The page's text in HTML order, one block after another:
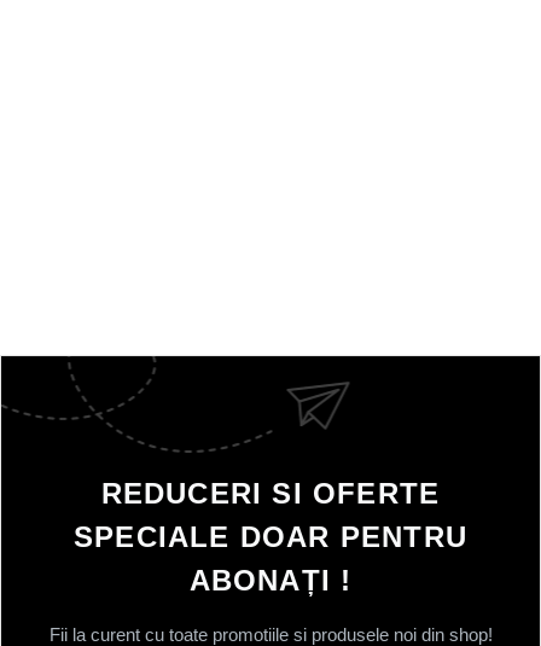
REDUCERI SI OFERTE
SPECIALE DOAR PENTRU
ABONAȚI !
Fii la curent cu toate promotiile si produsele noi din shop!